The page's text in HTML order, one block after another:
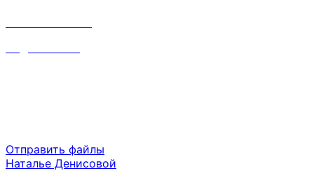
Отправить файлы
Наталье Денисовой